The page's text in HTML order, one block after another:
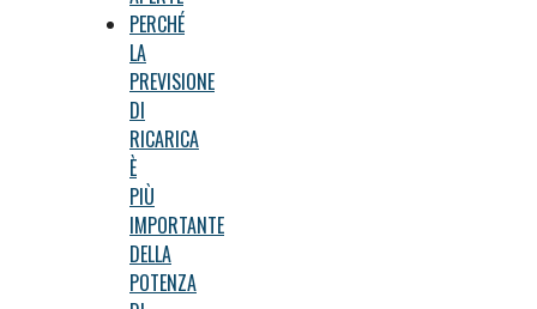
PERCHÉ
LA
PREVISIONE
DI
RICARICA
È
PIÙ
IMPORTANTE
DELLA
POTENZA